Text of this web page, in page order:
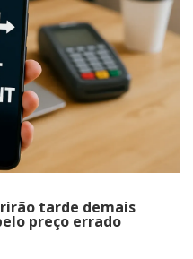
tarde demais
preço errado